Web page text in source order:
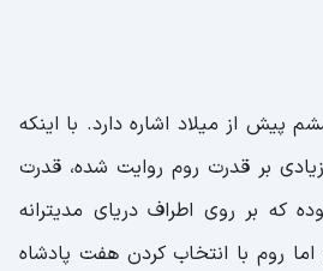
از میلاد اشاره دارد. با اینکه
بر قدرت روم روایت شده، قدرت
که بر روی اطراف دریای مدیترانه
روم با انتخاب کردن هفت پادشاه